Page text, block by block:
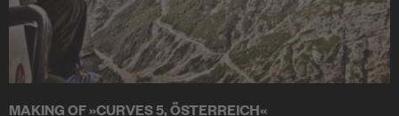
MAKING OF »CURVES 5, ÖSTERREICH«